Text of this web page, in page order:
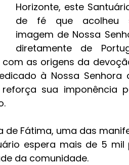
Horizonte, este
de fé que acolheu
imagem de Nossa
diretamente de
as origens da
à Nossa Senhora
sua imponência
de Fátima, uma das
espera mais de 5 mil
da comunidade.